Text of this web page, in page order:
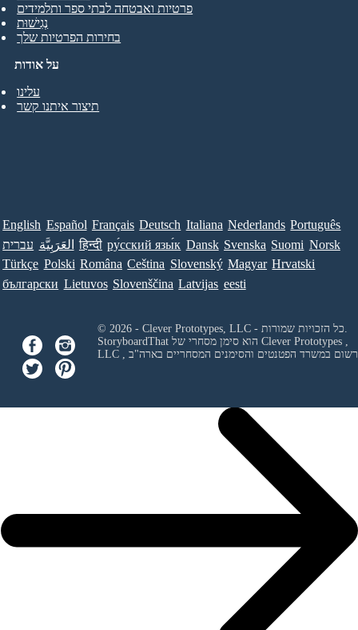
על אודות
עלינו
תיצור איתנו קשר
פרטיות ואבטחה לבתי ספר ותלמידים
נְגִישׁוּת
בחירות הפרטיות שלך
English Español Français Deutsch Italiana Nederlands Português
עברית العَرَبِيَّة हिन्दी ру́сский язы́к Dansk Svenska Suomi Norsk
Türkçe Polski Româna Ceština Slovenský Magyar Hrvatski
български Lietuvos Slovenščina Latvijas eesti
Clever Prototypes ,
LLC
ורשום במשרד הפטנטים והסימנים המסחריים בארה"ב